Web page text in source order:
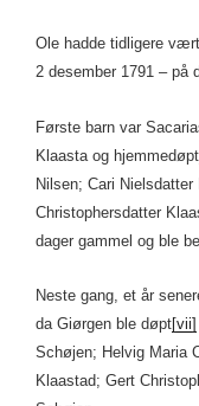
Ole hadde tidligere
2 desember 1791 – på
Første barn var
Klaasta og hjemmedøpt
Nilsen; Cari
Christophersdatter
dager gammel og ble
Neste gang, et år
da Giørgen ble døpt[vii]
Schøjen; Helvig Maria
Klaastad; Gert